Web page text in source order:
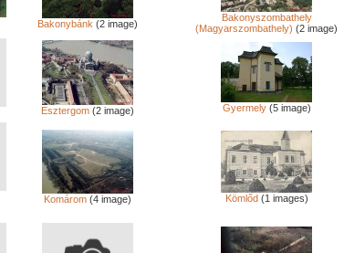
Bakonybánk (2 image)
Bakonyszombathely
(Magyarszombathely) (2 image)
Esztergom (2 image) Gyermely(5 image)
Komárom (4 image) Kömlőd(1 images)